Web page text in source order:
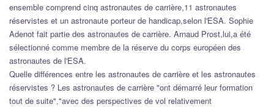
ensemble comprend cinq astronautes de carrière,11 astronautes
réservistes et un astronaute porteur de handicap,selon l'ESA. Sophie
Adenot fait partie des astronautes de carrière. Arnaud Prost,lui,a été
sélectionné comme membre de la réserve du corps européen des
astronautes de l'ESA.
Quelle différences entre les astronautes de carrière et les astronautes
réservistes ? Les astronautes de carrière "ont démarré leur formation
tout de suite","avec des perspectives de vol relativement